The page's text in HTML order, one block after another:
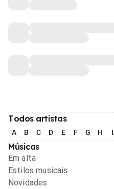
Todos artistas
A B C D E F G H I
Músicas
Em alta
Estilos musicais
Novidades